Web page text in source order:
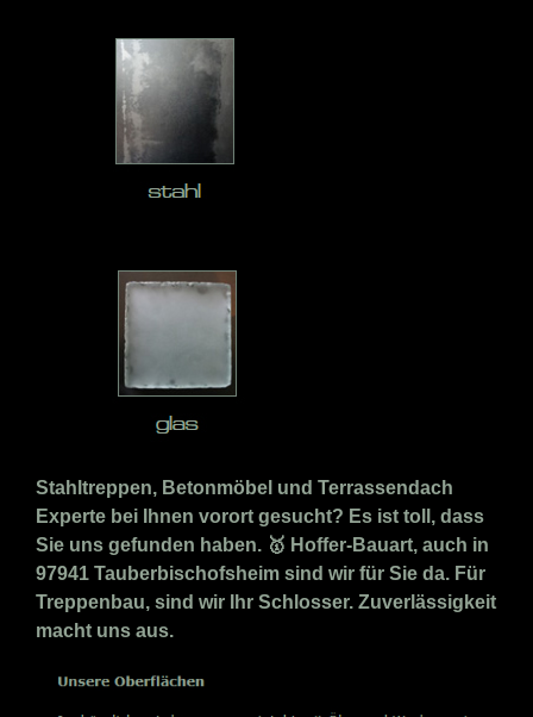
Stahltreppen, Betonmöbel und Terrassendach
Experte bei Ihnen vorort gesucht? Es ist toll, dass
Sie uns gefunden haben. 🥇 Hoffer-Bauart, auch in
97941 Tauberbischofsheim sind wir für Sie da. Für
Treppenbau, sind wir Ihr Schlosser. Zuverlässigkeit
macht uns aus.